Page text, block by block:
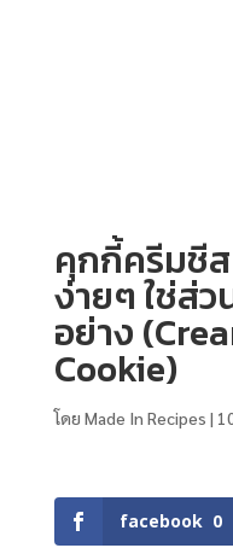
คุกกี้ครีมชีส
ง่ายๆ ใช่ส่
อย่าง
Cookie)
โดย Made In Recipes |
facebook 0